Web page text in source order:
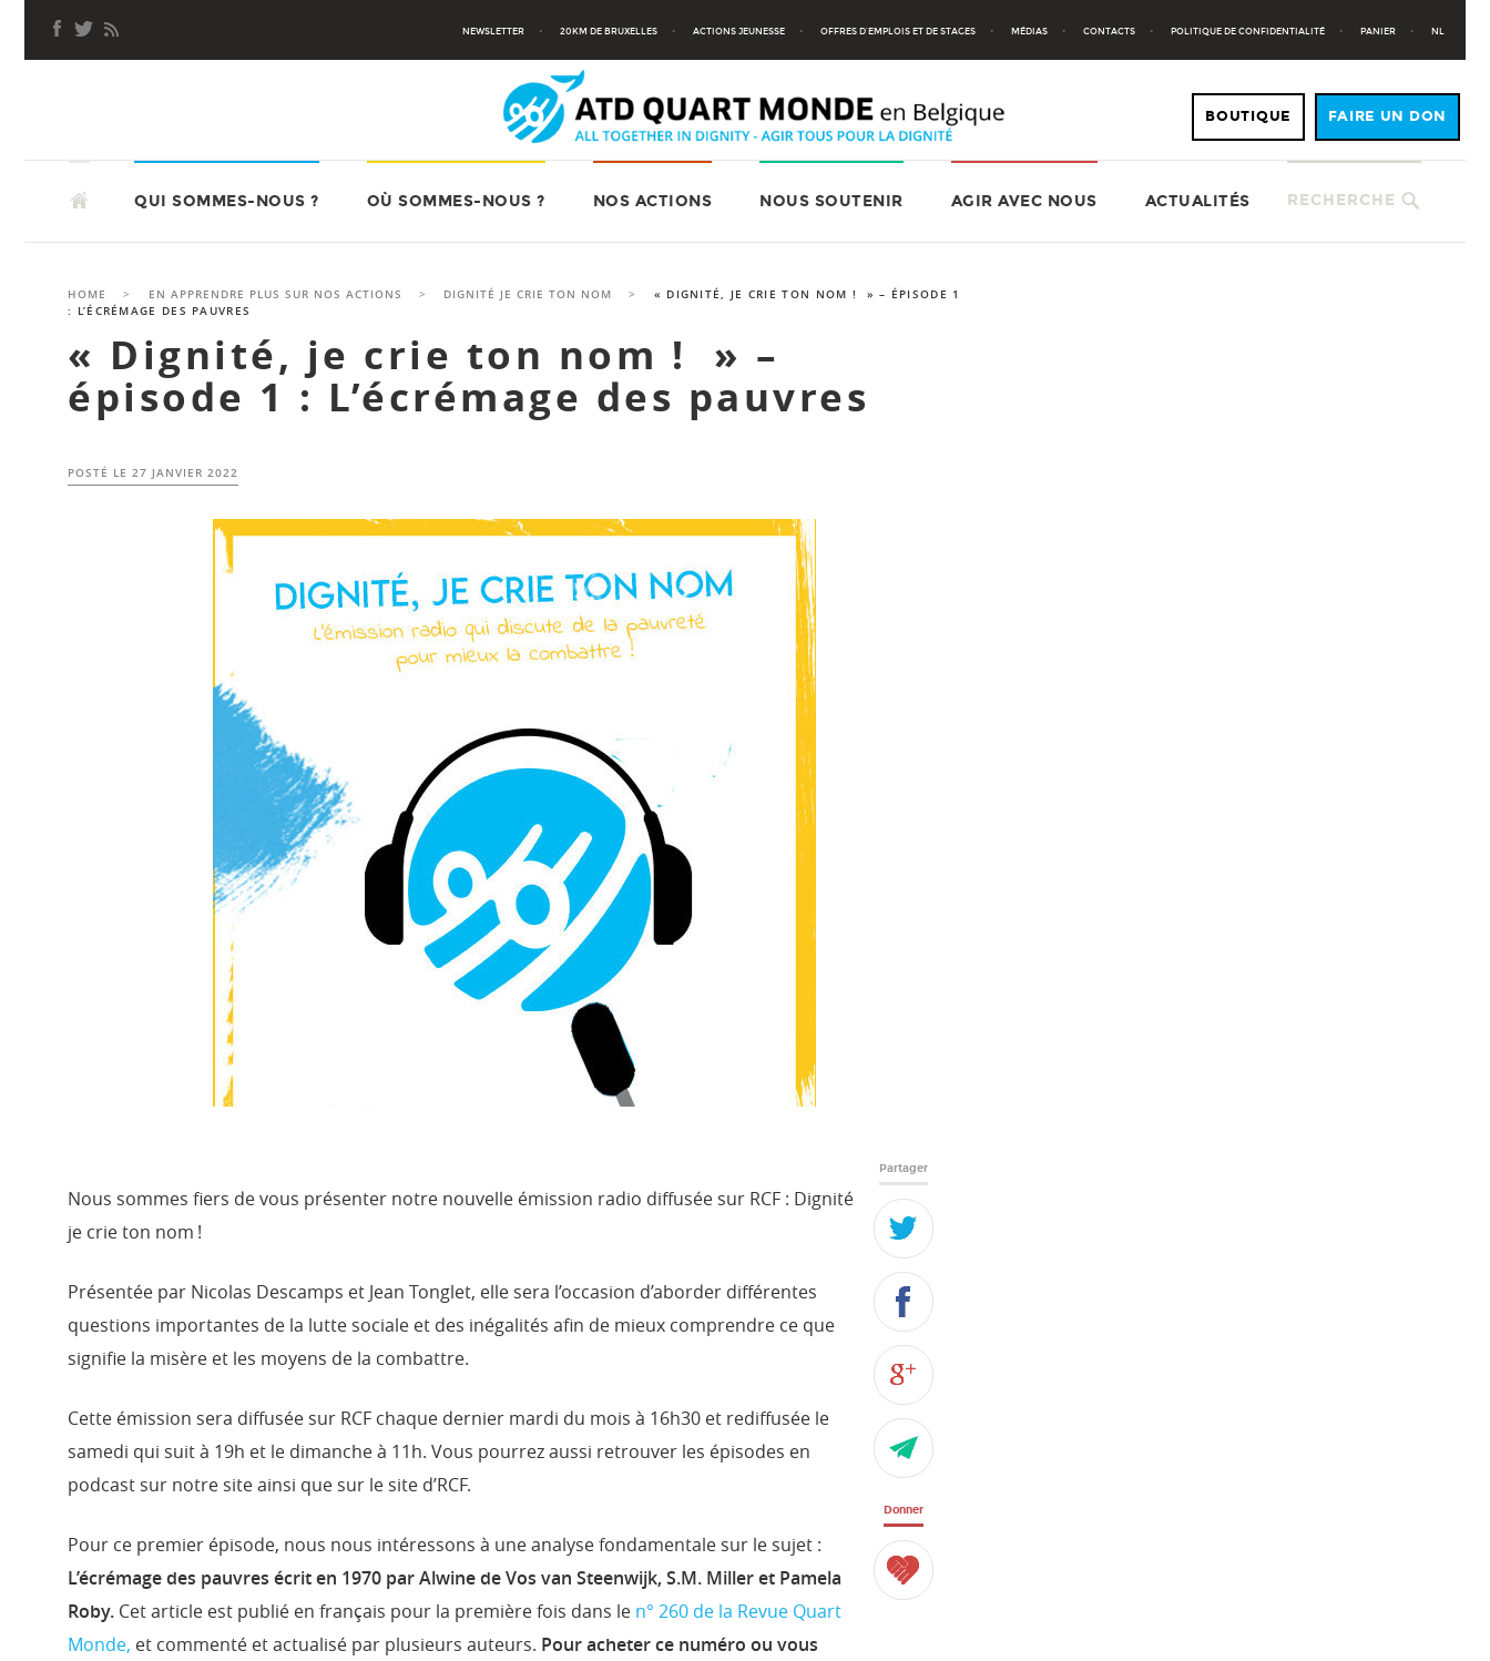
contenu
NEWSLETTER 20KM DE BRUXELLES ACTIONS JEUNESSE OFFRES D’EMPLOIS ET DE STAGES MÉDIAS CONTACTS POLITIQUE DE CONFIDENTIALITÉ PANIER NL
ATD QUART MONDE RECHERCHE
AU
CONTENUQUI SOMMES-NOUS ? OÙ SOMMES-NOUS ? NOS ACTIONS NOUS SOUTENIR AGIR AVEC NOUS ACTUALITÉS
HOME > EN APPRENDRE PLUS SUR NOS ACTIONS > DIGNITÉ JE CRIE TON NOM >
« DIGNITÉ, JE CRIE TON NOM ! » – ÉPISODE 1
: L’ÉCRÉMAGE DES PAUVRES
« Dignité, je crie ton nom ! » –
épisode 1 : L’écrémage des pauvres
POSTÉ LE 27 JANVIER 2022
Nous sommes fiers de vous présenter notre nouvelle émission radio diffusée sur RCF : Dignité
je crie ton nom !
Présentée par Nicolas Descamps et Jean Tonglet, elle sera l’occasion d’aborder différentes
questions importantes de la lutte sociale et des inégalités afin de mieux comprendre ce que
signifie la misère et les moyens de la combattre.
Cette émission sera diffusée sur RCF chaque dernier mardi du mois à 16h30 et rediffusée le
samedi qui suit à 19h et le dimanche à 11h. Vous pourrez aussi retrouver les épisodes en
podcast sur notre site ainsi que sur le site d’RCF.
Pour ce premier épisode, nous nous intéressons à une analyse fondamentale sur le sujet :
L’écrémage des pauvres écrit en 1970 par Alwine de Vos van Steenwijk, S.M. Miller et Pamela
Roby. Cet article est publié en français pour la première fois dans le n° 260 de la Revue Quart
Monde, et commenté et actualisé par plusieurs auteurs. Pour acheter ce numéro ou vous
Partager
Donner